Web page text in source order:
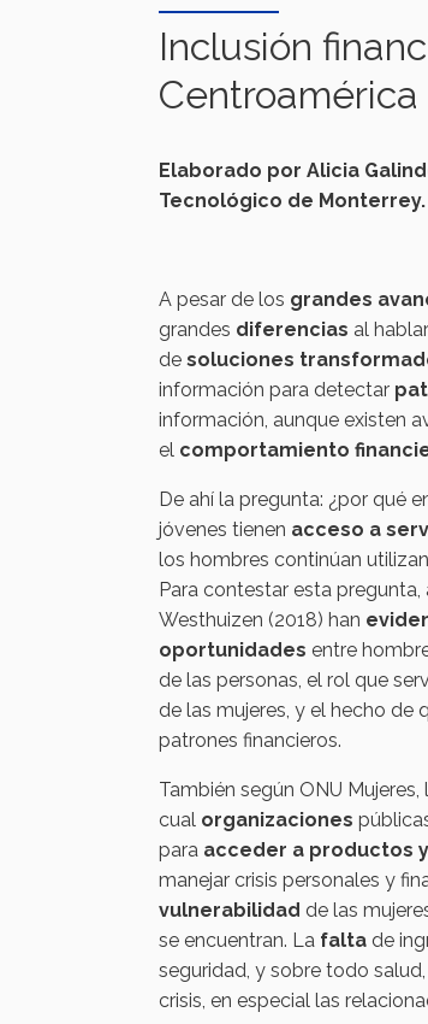
Inclusión
Centroamérica
Elaborado por Alicia
Tecnológico de Monterrey.
A pesar de los grandes
grandes diferencias al
de soluciones
información para detectar
información, aunque existen
el comportamiento
De ahí la pregunta: ¿por qué
jóvenes tienen acceso a
los hombres continúan
Para contestar esta
Westhuizen (2018) han
oportunidades entre
de las personas, el rol que
de las mujeres, y el hecho de
patrones financieros.
También según ONU Mujeres,
cual organizaciones
para acceder a productos
manejar crisis personales y
vulnerabilidad de las
se encuentran. La falta de
seguridad, y sobre todo
crisis, en especial las